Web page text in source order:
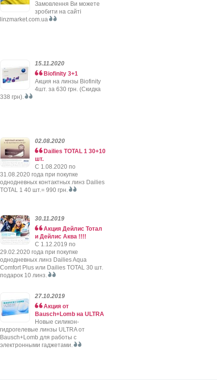
Замовлення Ви можете
зробити на сайті
linzmarket.com.ua
15.11.2020
Biofinity 3+1
Акция на линзы Biofinity
4шт. за 630 грн. (Скидка
338 грн).
02.08.2020
Dailies TOTAL 1 30+10
шт.
C 1.08.2020 по
31.08.2020 года при покупке
однодневных контактных линз Dailies
TOTAL 1 40 шт.= 990 грн.
30.11.2019
Акция Дейлис Тотал
и Дейлис Аква !!!!
C 1.12.2019 по
29.02.2020 года при покупке
однодневных линз Dailies Aqua
Comfort Plus или Dailies TOTAL 30 шт.
подарок 10 линз.
27.10.2019
Акция от
Bausch+Lomb на ULTRA
Новые силикон-
гидрогелевые линзы ULTRA от
Bausch+Lomb для работы с
электронными гаджетами.